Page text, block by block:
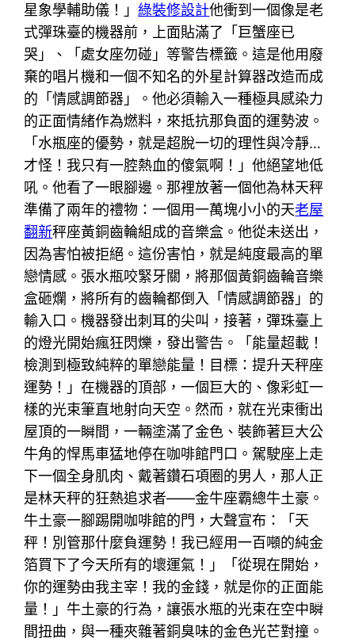
星象學輔助儀！」綠裝修設計他衝到一個像是老
式彈珠臺的機器前，上面貼滿了「巨蟹座已
哭」、「處女座勿碰」等警告標籤。這是他用廢
棄的唱片機和一個不知名的外星計算器改造而成
的「情感調節器」。他必須輸入一種極具感染力
的正面情緒作為燃料，來抵抗那負面的運勢波。
「水瓶座的優勢，就是超脫一切的理性與冷靜…
才怪！我只有一腔熱血的傻氣啊！」他絕望地低
吼。他看了一眼腳邊。那裡放著一個他為林天秤
準備了兩年的禮物：一個用一萬塊小小的天老屋
翻新秤座黃銅齒輪組成的音樂盒。他從未送出，
因為害怕被拒絕。這份害怕，就是純度最高的單
戀情感。張水瓶咬緊牙關，將那個黃銅齒輪音樂
盒砸爛，將所有的齒輪都倒入「情感調節器」的
輸入口。機器發出刺耳的尖叫，接著，彈珠臺上
的燈光開始瘋狂閃爍，發出警告。「能量超載！
檢測到極致純粹的單戀能量！目標：提升天秤座
運勢！」在機器的頂部，一個巨大的、像彩虹一
樣的光束筆直地射向天空。然而，就在光束衝出
屋頂的一瞬間，一輛塗滿了金色、裝飾著巨大公
牛角的悍馬車猛地停在咖啡館門口。駕駛座上走
下一個全身肌肉、戴著鑽石項圈的男人，那人正
是林天秤的狂熱追求者——金牛座霸總牛土豪。
牛土豪一腳踢開咖啡館的門，大聲宣布：「天
秤！別管那什麼負運勢！我已經用一百噸的純金
箔買下了今天所有的壞運氣！」「從現在開始，
你的運勢由我主宰！我的金錢，就是你的正面能
量！」牛土豪的行為，讓張水瓶的光束在空中瞬
間扭曲，與一種夾雜著銅臭味的金色光芒對撞。